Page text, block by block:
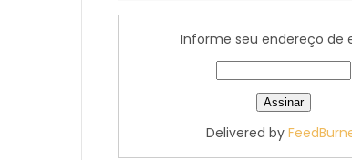
Informe seu endereço de
Delivered by